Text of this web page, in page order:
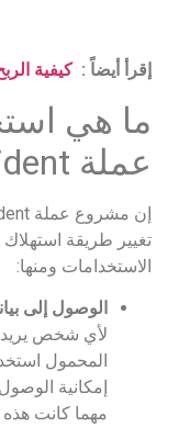
إقرأ أيضاً :كيفية
ما هي
عملة dent؟
تغيير طريقة استهلاك
الاستخدامات ومنها:
الوصول إلى
لأي شخص يريد
إمكانية
مهما كانت